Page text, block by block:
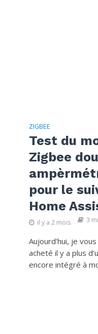
ZIGBEE
Test du
Zigbee
pour le
Home
il y a 2 mois 3
Aujourd’hui, je
acheté il y a plus
encore intégré à